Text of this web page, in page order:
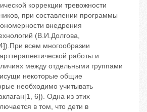
коррекции тревожности
при составлении программы
внедрения
(В.И.Долгова,
всем многообразии
работы и
между отдельными группами
некоторые общие
необходимо учитывать
6]). Одна из этих
в том, что дети в